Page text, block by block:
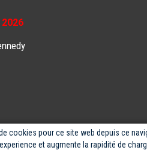
cookies pour ce site web depuis ce
et augmente la rapidité de
2026